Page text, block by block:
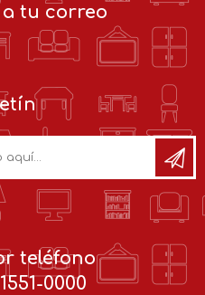
tu correo
teléfono
0000